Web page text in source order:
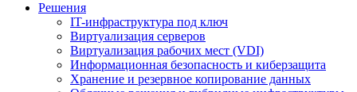
Решения
IT-инфраструктура под ключ
Виртуализация серверов
Виртуализация рабочих мест (VDI)
Информационная безопасность и киберзащита
Хранение и резервное копирование данных